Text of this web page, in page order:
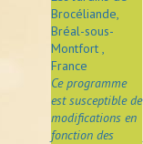
Brocéliande,
Bréal-sous-
Montfort ,
France
Ce programme
est susceptible de
modifications en
fonction des